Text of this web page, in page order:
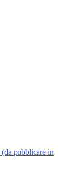
pubblicare in